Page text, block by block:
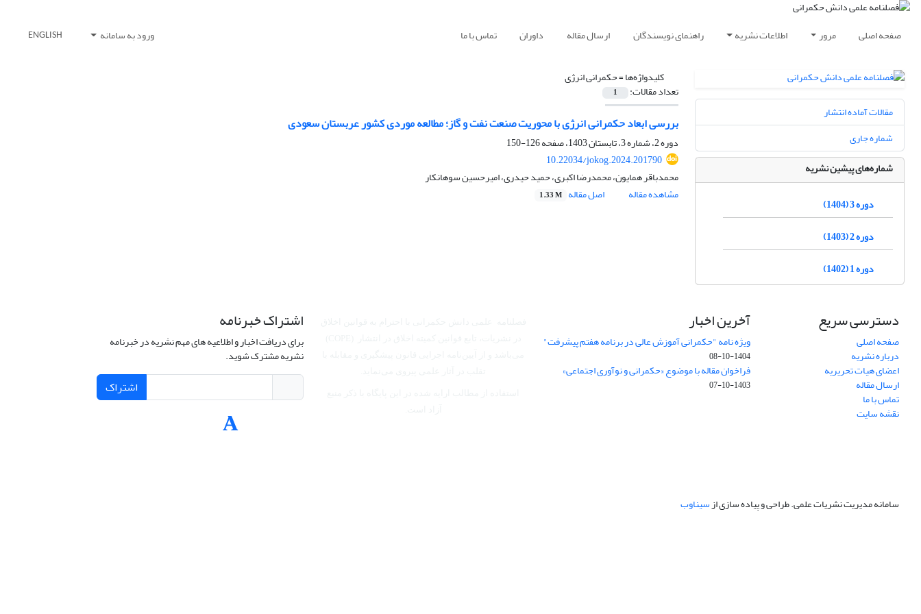
صفحه اصلی مرور اطلاعات نشریه راهنمای نویسندگان ارسال مقاله داوران تماس با ما ورود به سامانه ENGLISH
کلیدواژه‌ها =حکمرانی انرژی
تعداد مقالات: 1
بررسی ابعاد حکمرانی انرژی با محوریت صنعت نفت و گاز؛ مطالعه موردی کشور عربستان سعودی
دوره 2، شماره 3، تابستان 1403، صفحه
126-150
10.22034/jokog.2024.201790
محمدباقر همایون، محمدرضا اکبری، حمید حیدری، امیرحسین سوهانکار
مشاهده مقاله
اصل مقاله 1.33 M
مقالات آماده انتشار
شماره جاری
شماره‌های پیشین نشریه
دوره 3 (1404)
دوره 2 (1403)
دوره 1 (1402)
دسترسی سریع
صفحه اصلی
درباره نشریه
اعضای هیات تحریریه
ارسال مقاله
تماس با ما
نقشه سایت
آخرین اخبار
ویژه نامه "حکمرانی آموزش عالی در برنامه هفتم پیشرفت"
1404-10-08
فراخوان مقاله با موضوع «حکمرانی و نوآوری اجتماعی»
1403-10-07
اشتراک خبرنامه
برای دریافت اخبار و اطلاعیه های مهم نشریه در خبرنامه
نشریه مشترک شوید.
اشتراک
سامانه مدیریت نشریات علمی.طراحی و پیاده سازی ازسیناوب